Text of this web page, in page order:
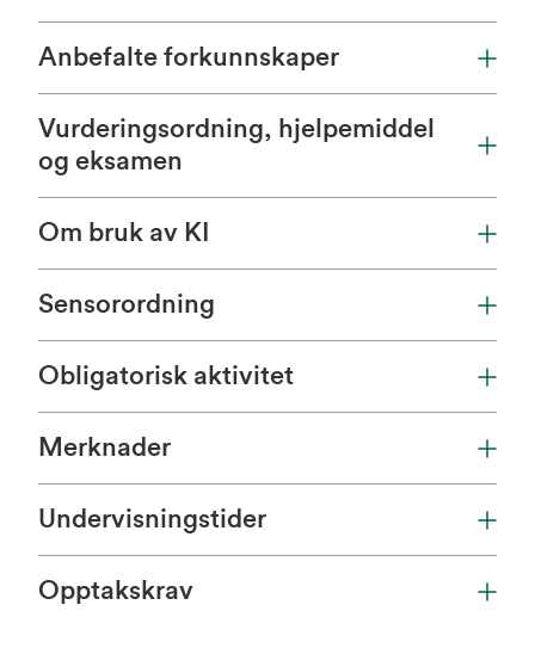
Anbefalte forkunnskaper
Vurderingsordning, hjelpemiddel
og eksamen
Om bruk av KI
Sensorordning
Obligatorisk aktivitet
Merknader
Undervisningstider
Opptakskrav